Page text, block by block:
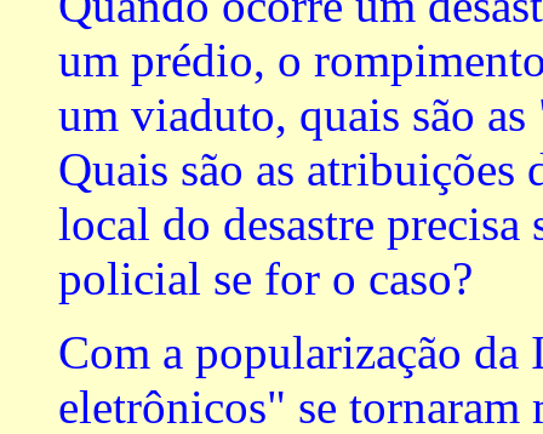
um prédio, o
um viaduto, quais são
Quais são as atribuições
local do desastre
policial se for o caso?
Com a popularização
eletrônicos" se